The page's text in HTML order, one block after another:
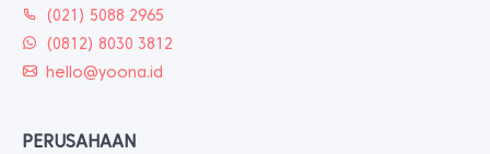
(021) 5088 2965
(0812) 8030 3812
hello@yoona.id
PERUSAHAAN